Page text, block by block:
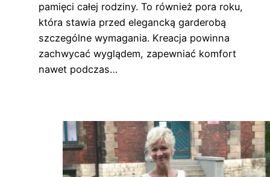
pamięci całej rodziny. To również pora roku,
która stawia przed elegancką garderobą
szczególne wymagania. Kreacja powinna
zachwycać wyglądem, zapewniać komfort
nawet podczas…